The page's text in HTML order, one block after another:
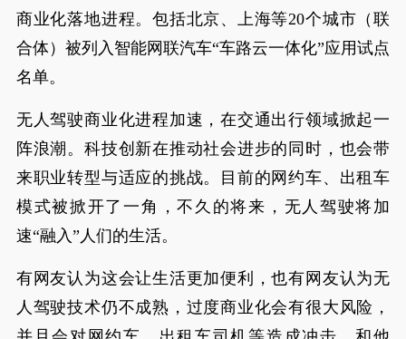
商业化落地进程。包括北京、上海等20个城市（联
合体）被列入智能网联汽车“车路云一体化”应用试点
名单。
无人驾驶商业化进程加速，在交通出行领域掀起一
阵浪潮。科技创新在推动社会进步的同时，也会带
来职业转型与适应的挑战。目前的网约车、出租车
模式被掀开了一角，不久的将来，无人驾驶将加
速“融入”人们的生活。
有网友认为这会让生活更加便利，也有网友认为无
人驾驶技术仍不成熟，过度商业化会有很大风险，